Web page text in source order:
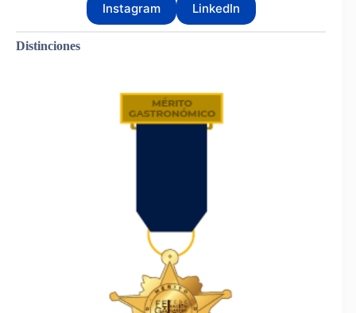
Instagram LinkedIn
Distinciones